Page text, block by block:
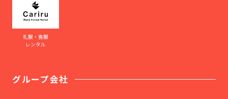
礼服・喪服
レンタル
グループ会社